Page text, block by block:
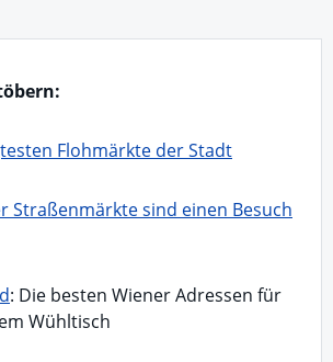
Flohmärkte der Stadt
Straßenmärkte sind einen Besuch
: Die besten Wiener Adressen für
Wühltisch